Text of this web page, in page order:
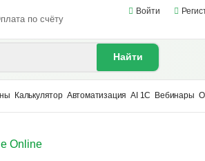
по счёту
Войти
Найти
Калькулятор Автоматизация AI 1С Вебинары О
Online